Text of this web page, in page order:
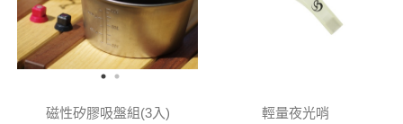
磁性矽膠吸盤組(3入) 輕量夜光哨